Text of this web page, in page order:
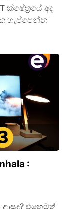
ක්ෂේත්‍රයේ අද
හැප්පෙන්න
:
ආසද? එහෙමත්